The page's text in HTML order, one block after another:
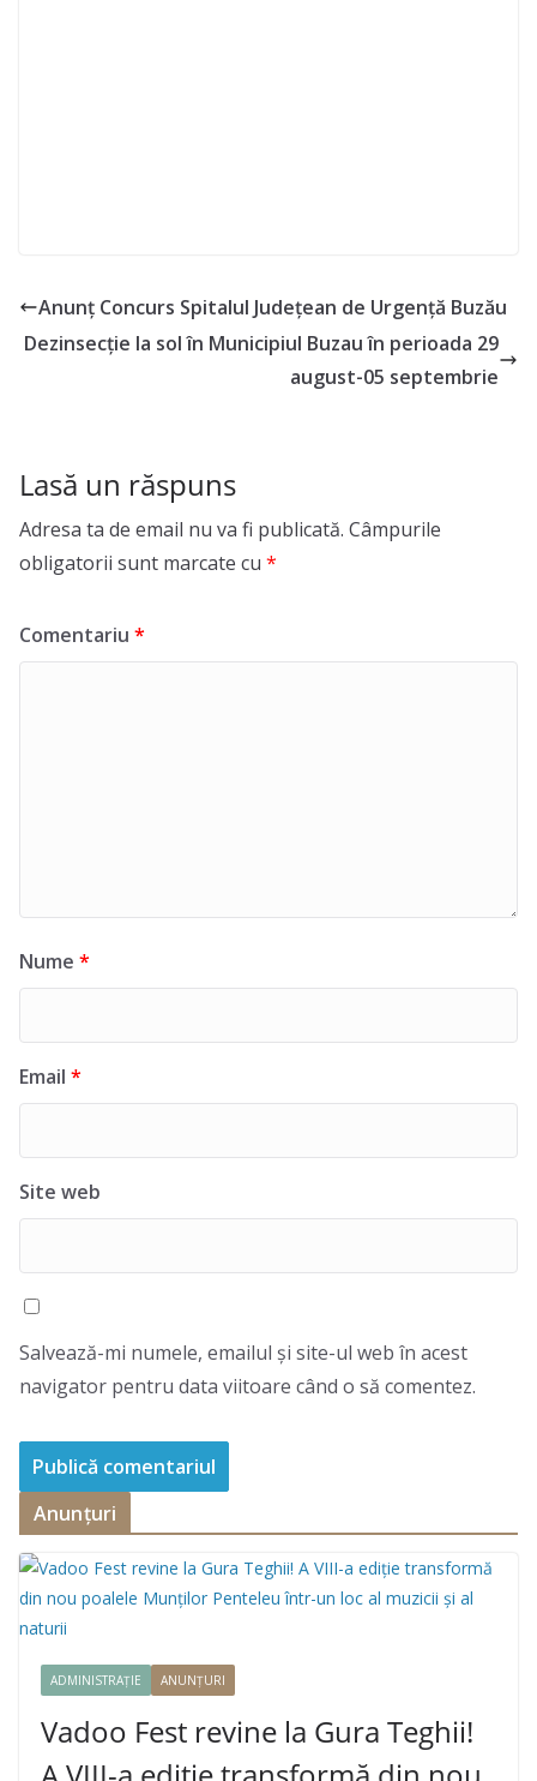
Anunț Concurs Spitalul Județean de Urgență Buzău
Dezinsecție la sol în Municipiul Buzau în perioada 29
august-05 septembrie
Lasă un răspuns
Adresa ta de email nu va fi publicată. Câmpurile
obligatorii sunt marcate cu *
Comentariu *
Nume *
Email *
Site web
Salvează-mi numele, emailul și site-ul web în acest
navigator pentru data viitoare când o să comentez.
Anunțuri
ADMINISTRAȚIE ANUNȚURI
Vadoo Fest revine la Gura Teghii!